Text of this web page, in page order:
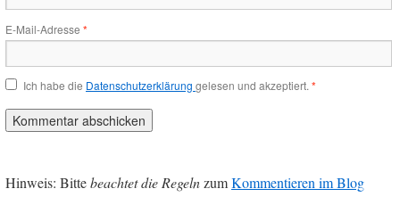
E-Mail-Adresse *
Ich habe die Datenschutzerklärung gelesen und akzeptiert. *
Hinweis: Bittebeachtet die RegelnzumKommentieren im Blog